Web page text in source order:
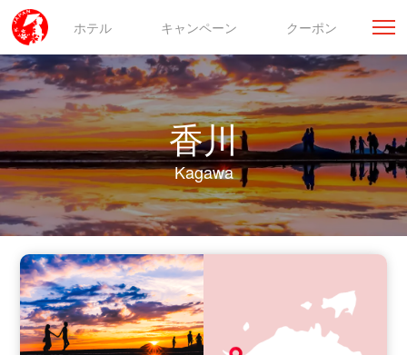
ホテル キャンペーン クーポン
香川
Kagawa